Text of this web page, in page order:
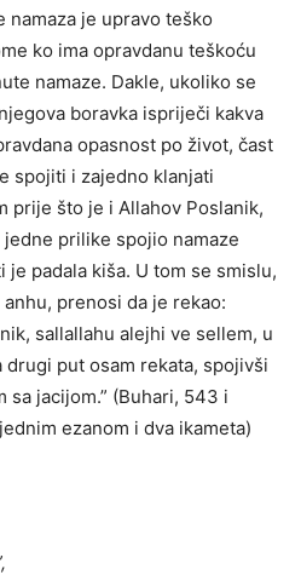
namaza je upravo teško
ko ima opravdanu teškoću
namaze. Dakle, ukoliko se
boravka ispriječi kakva
opasnost po život, čast
spojiti i zajedno klanjati
prije što je i Allahov Poslanik,
prilike spojio namaze
padala kiša. U tom se smislu,
prenosi da je rekao:
sallallahu alejhi ve sellem, u
drugi put osam rekata, spojivši
sa jacijom.” (Buhari, 543 i
ezanom i dva ikameta)